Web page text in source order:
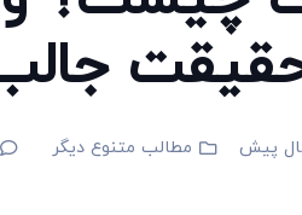
مطالب متنوع دیگر